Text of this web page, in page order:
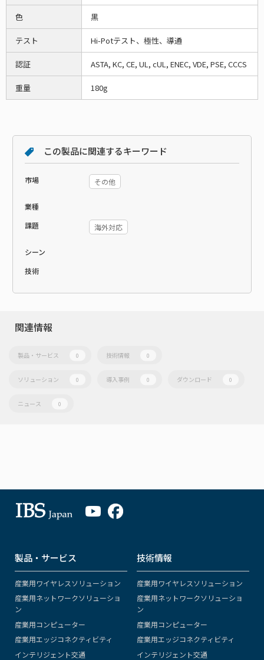
色 黒
テスト Hi-Potテスト、極性、導通
認証 ASTA, KC, CE, UL, cUL, ENEC, VDE, PSE, CCCS
重量 180g
この製品に関連するキーワード
市場 その他
業種
課題
海外対応
シーン
技術
関連情報
製品・サービス 0 技術情報 0
ソリューション 0 導入事例 0 ダウンロード 0
ニュース 0
製品・サービス
産業用ワイヤレスソリューション
産業用ネットワークソリューショ
ン
産業用コンピューター
産業用エッジコネクティビティ
インテリジェント交通
技術情報
産業用ワイヤレスソリューション
産業用ネットワークソリューショ
ン
産業用コンピューター
産業用エッジコネクティビティ
インテリジェント交通